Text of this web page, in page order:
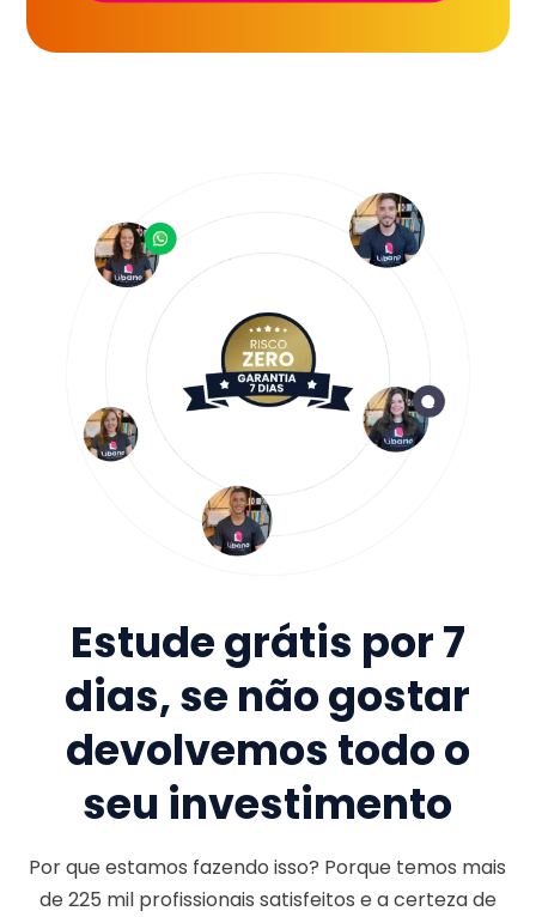
Estude grátis por 7
dias, se não gostar
devolvemos todo o
seu investimento
Por que estamos fazendo isso? Porque temos mais
de225 milprofissionais satisfeitos e a certeza de